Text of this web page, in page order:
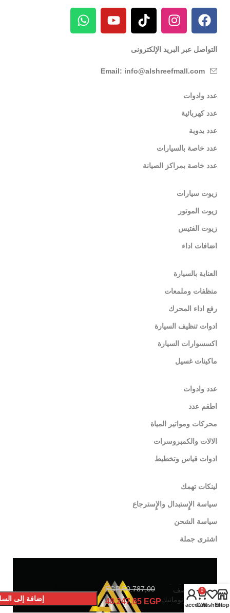
التواصل عبر البريد الإلكترونى
Email: info@alshreefmall.com
عدد وادوات
عدد كهربائية
عدد يدوية
عدد خاصة بالسيارات
عدد خاصة بمراكز الصيانة
زيوت سيارات
زيوت الموتور
زيوت الفتيس
اضافات اداء
العناية بالسيارة
منظفات وملمعات
رفع اداء المحرك
ادوات تنظيف السيارة
اكسسوارات السيارة
ماكينات غسيل
عدد وادوات
اطقم عدد
محركات ومواتير المياة
الالات والكمبروسرات
ادوات قياس وتخطيط
لينكات تهمك
سياسة الإٍستبدال والإٍسترجاع
سياسة الشحن
اشترى جملة
فك
نصف
أوتوماتيك
50.787,00
EGP
48.247,65 EGP
إضافة إلى
Shop
Wishlist
0
Cart
My account